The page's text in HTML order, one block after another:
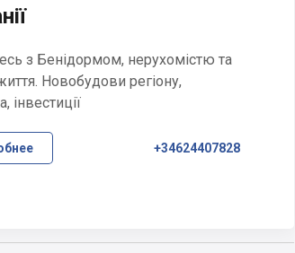
з Бенідормом, нерухомістю та
Новобудови регіону,
інвестиції
+34624407828